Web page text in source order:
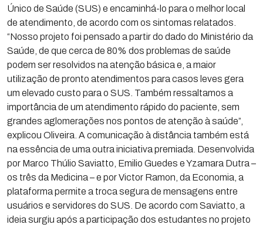
Único de Saúde (SUS) e encaminhá-lo para o melhor local
de atendimento, de acordo com os sintomas relatados.
“Nosso projeto foi pensado a partir do dado do Ministério da
Saúde, de que cerca de 80% dos problemas de saúde
podem ser resolvidos na atenção básica e, a maior
utilização de pronto atendimentos para casos leves gera
um elevado custo para o SUS. Também ressaltamos a
importância de um atendimento rápido do paciente, sem
grandes aglomerações nos pontos de atenção à saúde”,
explicou Oliveira. A comunicação à distância também está
na essência de uma outra iniciativa premiada. Desenvolvida
por Marco Thúlio Saviatto, Emilio Guedes e Yzamara Dutra –
os três da Medicina – e por Victor Ramon, da Economia, a
plataforma permite a troca segura de mensagens entre
usuários e servidores do SUS. De acordo com Saviatto, a
ideia surgiu após a participação dos estudantes no projeto